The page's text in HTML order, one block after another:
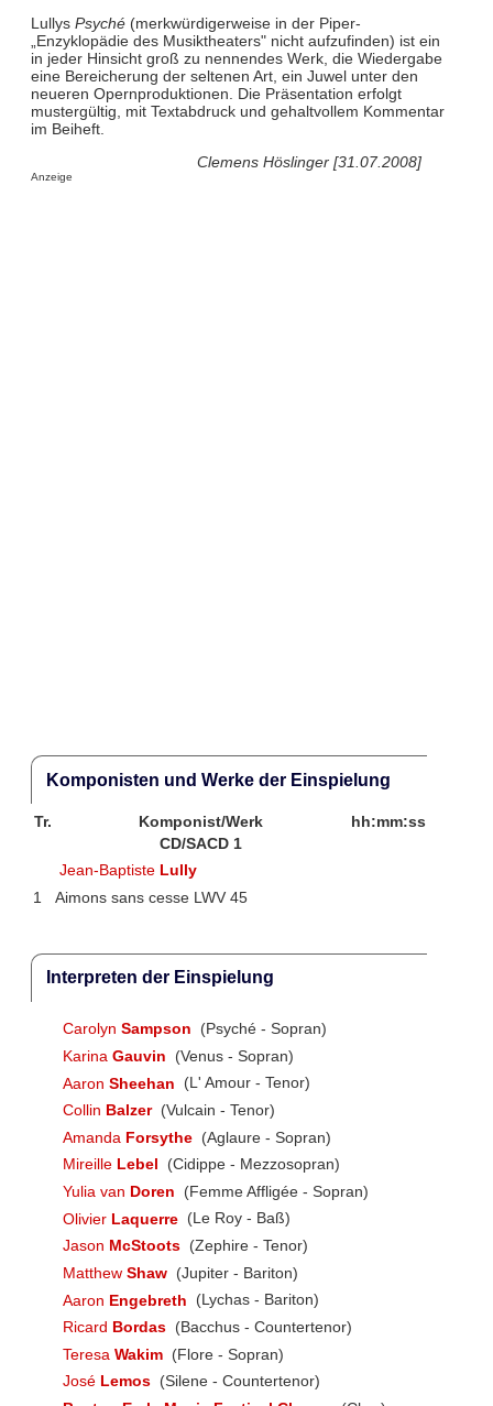
Lullys Psyché(merkwürdigerweise in der Piper-
„Enzyklopädie des Musiktheaters" nicht aufzufinden) ist ein
in jeder Hinsicht groß zu nennendes Werk, die Wiedergabe
eine Bereicherung der seltenen Art, ein Juwel unter den
neueren Opernproduktionen. Die Präsentation erfolgt
mustergültig, mit Textabdruck und gehaltvollem Kommentar
im Beiheft.
Clemens Höslinger [31.07.2008]
Anzeige
Komponisten und Werke der Einspielung
Tr. Komponist/Werk
hh:mm:ss
CD/SACD 1
Jean-Baptiste Lully
1
Aimons sans cesse LWV 45
Interpreten der Einspielung
Carolyn Sampson
(Psyché - Sopran)
Karina Gauvin
(Venus - Sopran)
Aaron Sheehan
(L' Amour - Tenor)
Collin Balzer (Vulcain - Tenor)
Amanda Forsythe (Aglaure - Sopran)
Mireille Lebel
(Cidippe - Mezzosopran)
Yulia van Doren
(Femme Affligée - Sopran)
Olivier Laquerre (Le Roy - Baß)
Jason McStoots (Zephire - Tenor)
Matthew Shaw (Jupiter - Bariton)
Aaron Engebreth
(Lychas - Bariton)
Ricard Bordas (Bacchus - Countertenor)
Teresa Wakim (Flore - Sopran)
José Lemos (Silene - Countertenor)